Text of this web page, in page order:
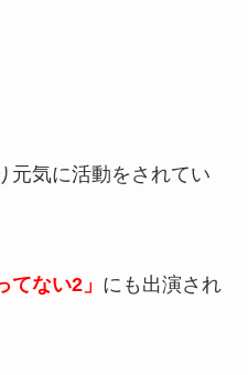
元気に活動をされてい
てない2」 にも出演され